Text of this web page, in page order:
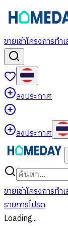
ขายเช่าโครงการทำ
ลงประกาศ
ลงประกาศ
ขายเช่าโครงการทำ
รายการโปรด
Loading...